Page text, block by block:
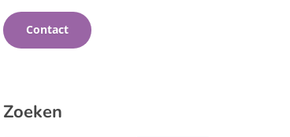
Contact
Zoeken